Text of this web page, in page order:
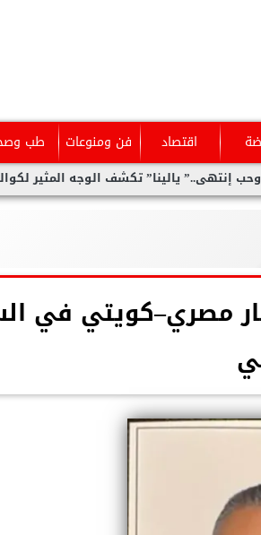
اقتصاد فن ومنوعات طب
تكشف الوجه المثير لكواليس كليبها
مصري–كويتي في